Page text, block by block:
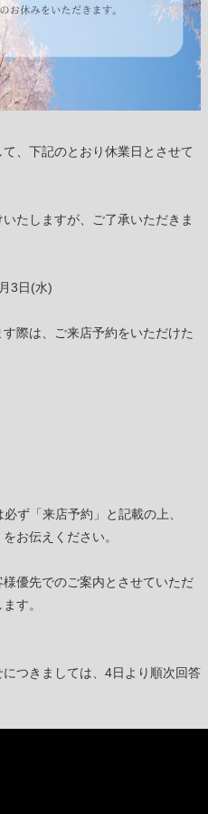
、下記のとおり休業日とさせて
たしますが、ご了承いただきま
3日(水)
際は、ご来店予約をいただけた
ず「来店予約」と記載の上、
お伝えください。
優先でのご案内とさせていただ
す。
つきましては、4日より順次回答